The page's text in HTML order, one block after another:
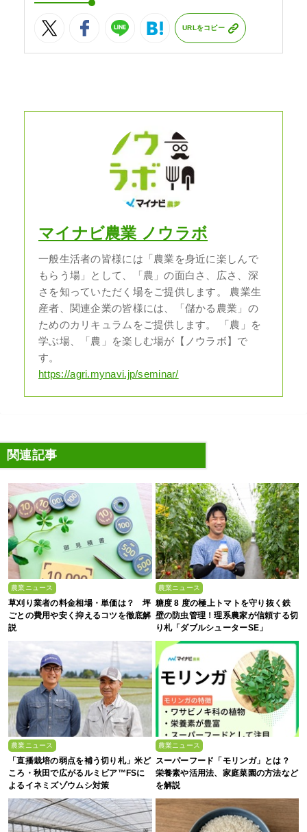
URLをコピー
マイナビ農業 ノウラボ
一般生活者の皆様には「農業を身近に楽しんで
もらう場」として、「農」の面白さ、広さ、深
さを知っていただく場をご提供します。 農業生
産者、関連企業の皆様には、「儲かる農業」の
ためのカリキュラムをご提供します。 「農」を
学ぶ場、「農」を楽しむ場が【ノウラボ】で
す。
https://agri.mynavi.jp/seminar/
関連記事
農業ニュース
草刈り業者の料金相場・単価は？ 坪
ごとの費用や安く抑えるコツを徹底解
説
農業ニュース
糖度 8 度の極上トマトを守り抜く鉄
壁の防虫管理！理系農家が信頼する切
り札「ダブルシューターSE」
農業ニュース
「直播栽培の弱点を補う切り札」米ど
ころ・秋田で広がるルミビア™FSに
よるイネミズゾウムシ対策
農業ニュース
スーパーフード「モリンガ」とは？
栄養素や活用法、家庭菜園の方法など
を解説